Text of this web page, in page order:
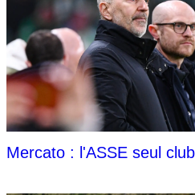
Mercato : l'ASSE seul